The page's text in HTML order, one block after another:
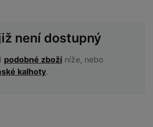
není dostupný
podobné zbožíníže, nebo
kalhoty.